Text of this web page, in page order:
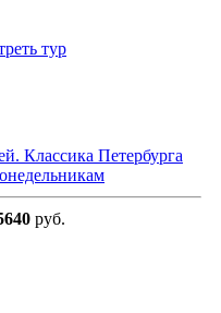
тур
Классика Петербурга
руб.